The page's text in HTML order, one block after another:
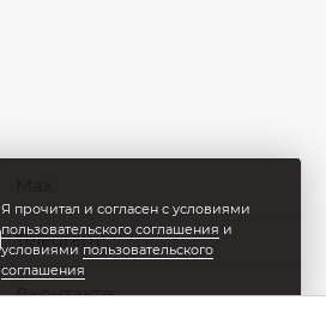
Сделано в Гром-ИТ СОФТ
Я прочитал и согласен с условиями
пользовательского соглашения и
условиями пользовательского
соглашения
Telegram
Вконтакте